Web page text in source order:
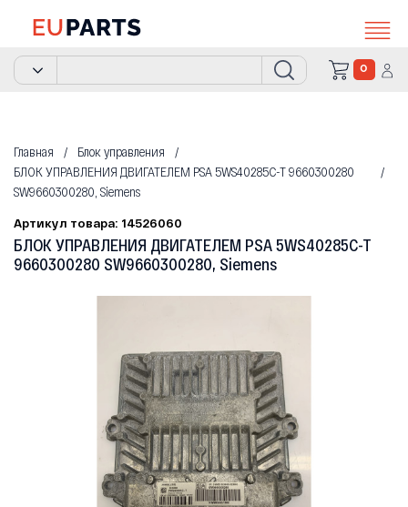
0
Главная
Блок управления
БЛОК УПРАВЛЕНИЯ ДВИГАТЕЛЕМ PSA 5WS40285C-T 9660300280
SW9660300280, Siemens
Артикул товара: 14526060
БЛОК УПРАВЛЕНИЯ ДВИГАТЕЛЕМ PSA 5WS40285C-T
9660300280 SW9660300280, Siemens